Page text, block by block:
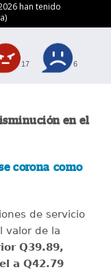
han tenido
17 6
en el
corona como
de servicio
valor de la
Q39.89,
a Q42.79